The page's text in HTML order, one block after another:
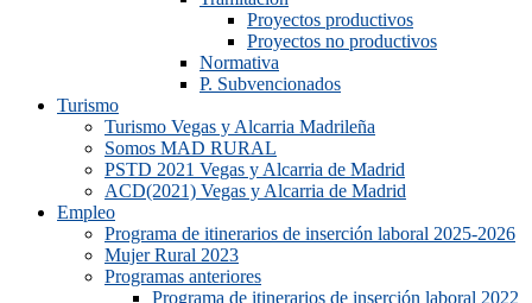
Proyectos productivos
Proyectos no productivos
Normativa
P. Subvencionados
Turismo
Turismo Vegas y Alcarria Madrileña
Somos MAD RURAL
PSTD 2021 Vegas y Alcarria de Madrid
ACD(2021) Vegas y Alcarria de Madrid
Empleo
Programa de itinerarios de inserción laboral 2025-2026
Mujer Rural 2023
Programas anteriores
Programa de itinerarios de inserción laboral 2022